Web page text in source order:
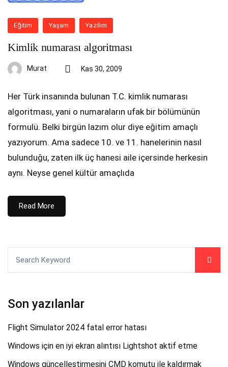
Eğitim Yaşam Yazılım
Kimlik numarası algoritması
Murat Kas 30, 2009
Her Türk insanında bulunan T.C. kimlik numarası
algoritması, yani o numaraların ufak bir bölümünün
formulü. Belki birgün lazım olur diye eğitim amaçlı
yazıyorum. Ama sadece 10. ve 11. hanelerinin nasıl
bulunduğu, zaten ilk üç hanesi aile içersinde herkesin
aynı. Neyse genel kültür amaçlıda
Read More
Son yazılanlar
Flight Simulator 2024 fatal error hatası
Windows için en iyi ekran alıntısı Lightshot aktif etme
Windows güncelleştirmesini CMD komutu ile kaldırmak